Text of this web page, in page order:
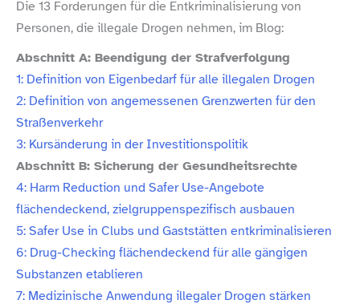
Die 13 Forderungen für die Entkriminalisierung von
Personen, die illegale Drogen nehmen, im Blog:
Abschnitt A: Beendigung der Strafverfolgung
1: Definition von Eigenbedarf für alle illegalen Drogen
2: Definition von angemessenen Grenzwerten für den
Straßenverkehr
3: Kursänderung in der Investitionspolitik
Abschnitt B: Sicherung der Gesundheitsrechte
4: Harm Reduction und Safer Use-​Angebote
flächendeckend, zielgruppenspezifisch ausbauen
5: Safer Use in Clubs und Gaststätten entkriminalisieren
6: Drug-​Checking flächendeckend für alle gängigen
Substanzen etablieren
7: Medizinische Anwendung illegaler Drogen stärken